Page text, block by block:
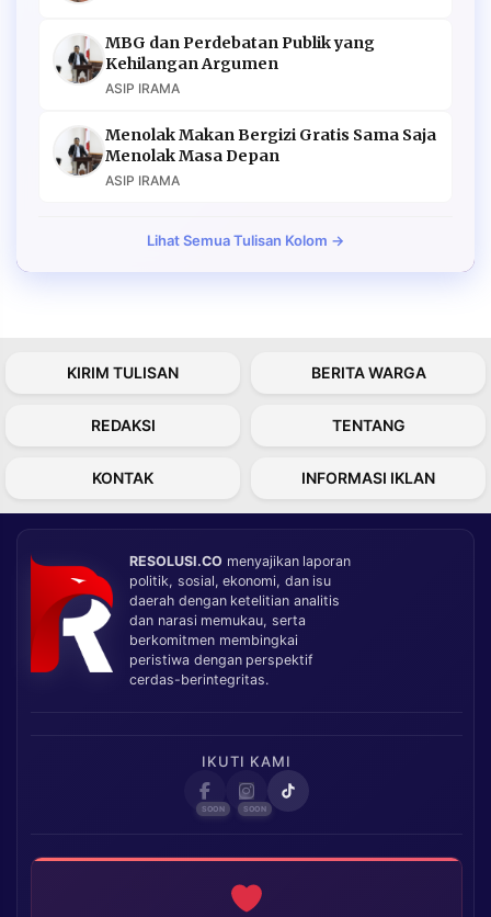
MBG dan Perdebatan Publik yang
Kehilangan Argumen
ASIP IRAMA
Menolak Makan Bergizi Gratis Sama Saja
Menolak Masa Depan
ASIP IRAMA
Lihat Semua Tulisan Kolom →
KIRIM TULISAN BERITA WARGA
REDAKSI TENTANG
KONTAK INFORMASI IKLAN
RESOLUSI.CO menyajikan laporan
politik, sosial, ekonomi, dan isu
daerah dengan ketelitian analitis
dan narasi memukau, serta
berkomitmen membingkai
peristiwa dengan perspektif
cerdas-berintegritas.
IKUTI KAMI